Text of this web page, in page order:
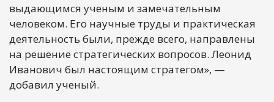
выдающимся ученым и замечательным
человеком. Его научные труды и практическая
деятельность были, прежде всего, направлены
на решение стратегических вопросов. Леонид
Иванович был настоящим стратегом», —
добавил ученый.